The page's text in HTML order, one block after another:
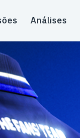
Análises